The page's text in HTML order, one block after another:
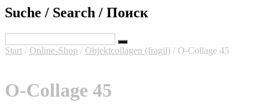
Suche / Search / Поиск
Start / Online-Shop / Objektcollagen (fragil) / O-Collage 45
O-Collage 45